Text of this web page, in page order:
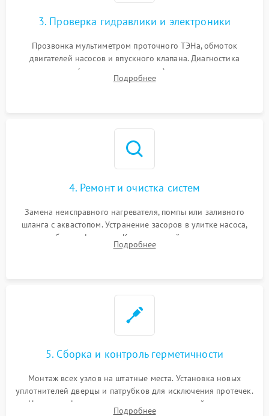
3. Проверка гидравлики и электроники
Прозвонка мультиметром проточного ТЭНа, обмоток
двигателей насосов и впускного клапана. Диагностика
прессостата (датчика уровня воды), датчика мутности,
концевика дверцы и электронного модуля управления.
Подробнее
4. Ремонт и очистка систем
Замена неисправного нагревателя, помпы или заливного
шланга с аквастопом. Устранение засоров в улитке насоса,
патрубках и фильтрах. Компонентный ремонт платы
управления, восстановление поврежденной проводки.
Подробнее
5. Сборка и контроль герметичности
Монтаж всех узлов на штатные места. Установка новых
уплотнителей дверцы и патрубков для исключения протечек.
Надежная фиксация хомутов гидравлической системы,
Подробнее